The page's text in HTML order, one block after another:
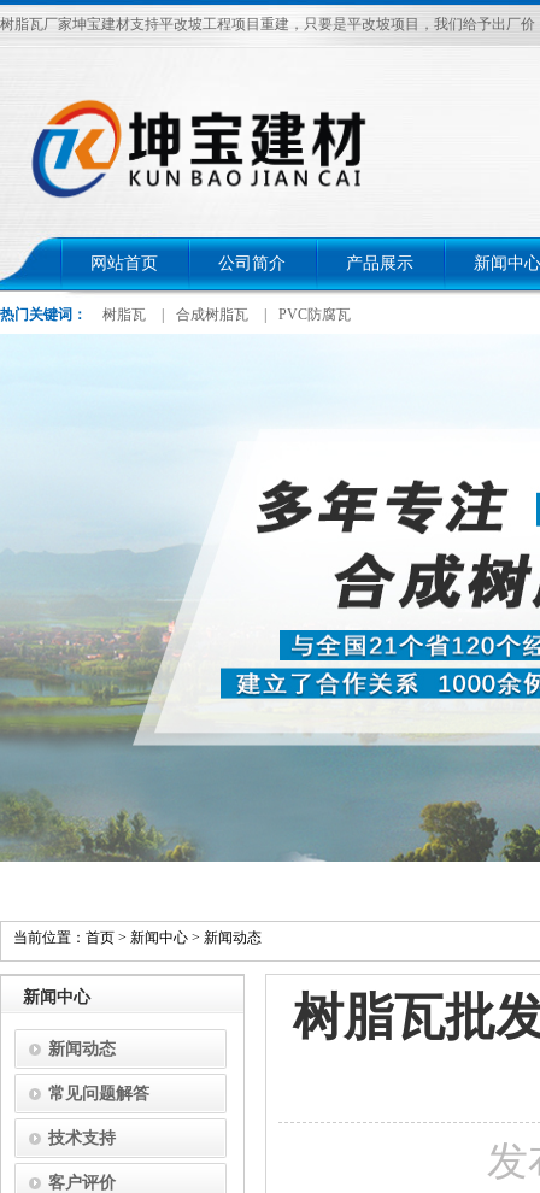
树脂瓦厂家坤宝建材支持平改坡工程项目重建，只要是平改坡项目，我们给予出厂价
网站首页 公司简介 产品展示 新闻中心
热门关键词： 树脂瓦 合成树脂瓦 PVC防腐瓦
当前位置： 首页 > 新闻中心 > 新闻动态
树脂瓦批
发
新闻中心
新闻动态
常见问题解答
技术支持
客户评价